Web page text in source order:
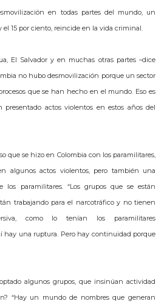
en todas partes del mundo, un
15 por ciento, reincide en la vida criminal.
El Salvador y en muchas otras partes –dice
no hubo desmovilización porque un sector
que se han hecho en el mundo. Eso es
actos violentos en estos años del
que se hizo en Colombia con los paramilitares,
algunos actos violentos, pero también una
paramilitares. “Los grupos que se están
trabajando para el narcotráfico y no tienen
como lo tenían los paramilitares
hay una ruptura. Pero hay continuidad porque
algunos grupos, que insinúan actividad
“Hay un mundo de nombres que generan